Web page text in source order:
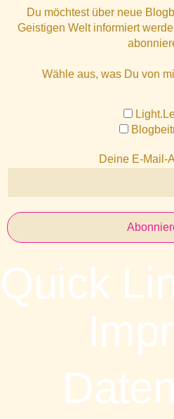
Du möchtest über neue
Geistigen Welt informiert
Wähle aus, was Du von
Deine E-Mail-
Quick